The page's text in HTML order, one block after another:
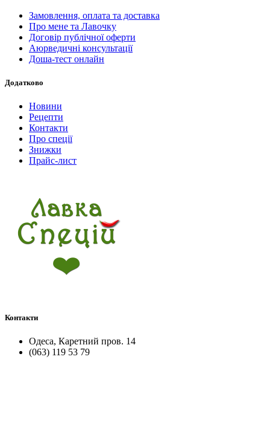
Замовлення, оплата та доставка
Про мене та Лавочку
Договір публічної оферти
Аюрведичні консультації
Доша-тест онлайн
Додатково
Новини
Рецепти
Контакти
Про спеції
Знижки
Прайс-лист
Контакти
Одеса, Каретний пров. 14
(063) 119 53 79